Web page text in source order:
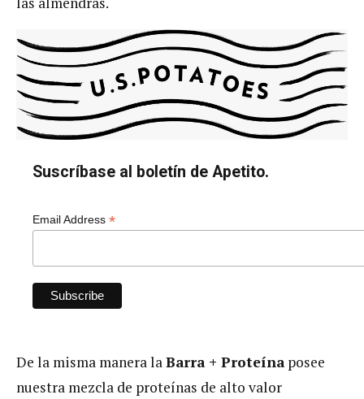
Suscríbase al boletín de Apetito.
Email Address *
De la misma manera laBarra + Proteína posee
nuestra mezcla de proteínas de alto valor